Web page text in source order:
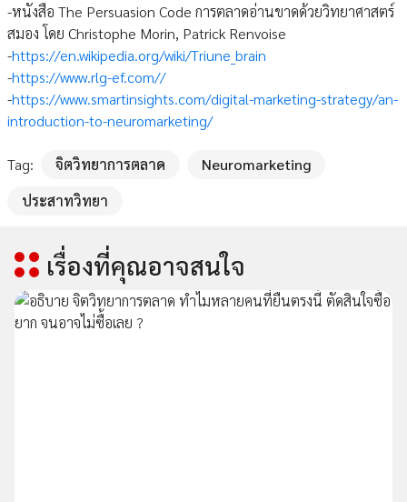
-หนังสือ The Persuasion Code การตลาดอ่านขาดด้วยวิทยาศาสตร์
สมอง โดย Christophe Morin, Patrick Renvoise
-https://en.wikipedia.org/wiki/Triune_brain
-https://www.rlg-ef.com//
-https://www.smartinsights.com/digital-marketing-strategy/an-
introduction-to-neuromarketing/
Tag: จิตวิทยาการตลาด
Neuromarketing
ประสาทวิทยา
เรื่องที่คุณอาจสนใจ